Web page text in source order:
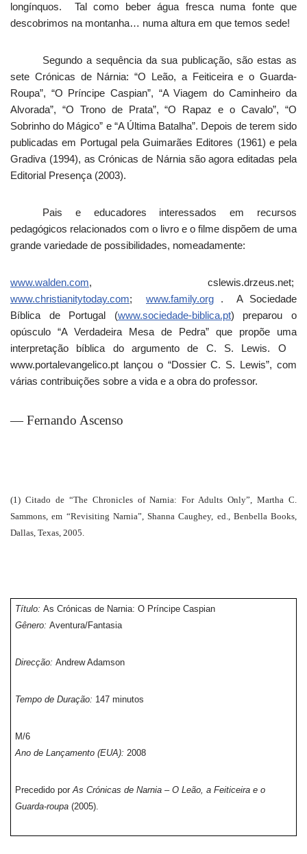
longínquos.
Tal como beber água fresca numa fonte que
descobrimos na montanha… numa altura em que temos sede!
Segundo a sequência da sua publicação, são estas as
sete Crónicas de Nárnia: “O Leão, a Feiticeira e o Guarda-
Roupa”, “O Príncipe Caspian”, “A Viagem do Caminheiro da
Alvorada”, “O Trono de Prata”, “O Rapaz e o Cavalo”, “O
Sobrinho do Mágico” e “A Última Batalha”. Depois de terem sido
publicadas em Portugal pela Guimarães Editores (1961) e pela
Gradiva (1994), as Crónicas de Nárnia são agora editadas pela
Editorial Presença (2003).
Pais e educadores interessados em recursos
pedagógicos relacionados com o livro e o filme dispõem de uma
grande variedade de possibilidades, nomeadamente:
www.walden.com, cslewis.drzeus.net;
www.christianitytoday.com; www.family.org .
A Sociedade
Bíblica de Portugal (www.sociedade-biblica.pt) preparou o
opúsculo “A Verdadeira Mesa de Pedra” que propõe uma
interpretação bíblica do argumento de C. S. Lewis. O
www.portalevangelico.pt lançou o “Dossier C. S. Lewis”, com
várias contribuições sobre a vida e a obra do professor.
— Fernando Ascenso
(1) Citado de “The Chronicles of Narnia: For Adults Only”, Martha C.
Sammons, em “Revisiting Narnia”, Shanna Caughey, ed., Benbella Books,
Dallas, Texas, 2005.
Título: As Crónicas de Narnia: O Príncipe Caspian
Gênero: Aventura/Fantasia
Direcção: Andrew Adamson
Tempo de Duração: 147 minutos
M/6
Ano de Lançamento (EUA): 2008
Precedido por As Crónicas de Narnia – O Leão, a Feiticeira e o
Guarda-roupa(2005).